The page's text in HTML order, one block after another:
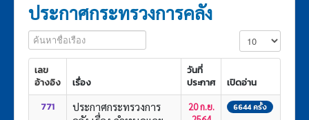
แบบฟอร์มภาษีสรรพสามิต
ประกาศกระทรวงการคลัง
ค้นหาชื่อเรือง แสดง #
เลข
อ้างอิง
เรื่อง
วันที่
ประกาศ
เปิดอ่าน
771
ประกาศกระทรวงการ
20 ก.ย.
6644 ครั้ง